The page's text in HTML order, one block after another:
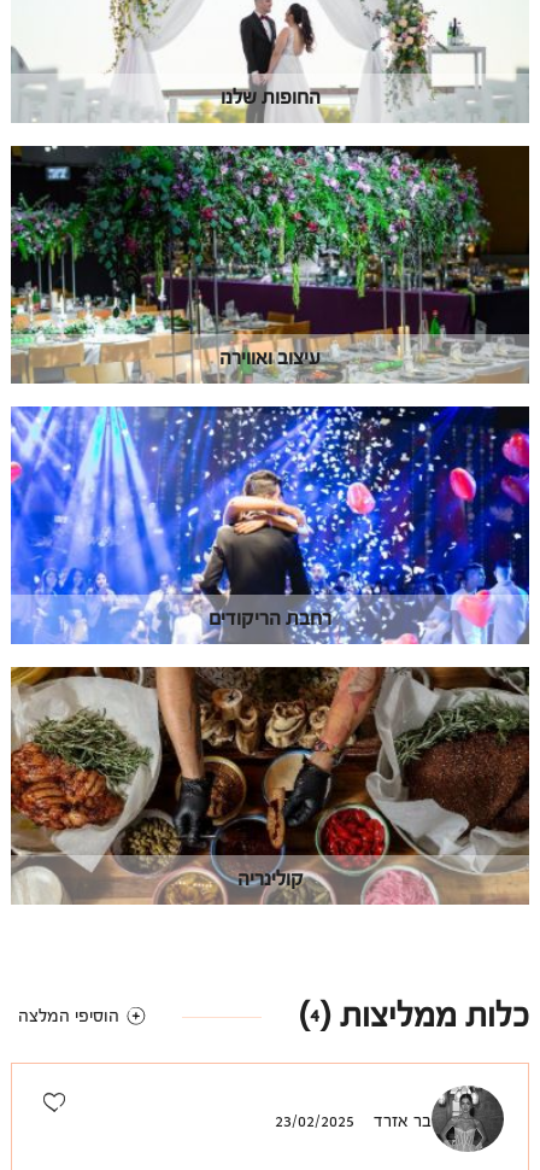
החופות שלנו
עיצוב ואווירה
רחבת הריקודים
קולינריה
כלות ממליצות (4
) הוסיפי המלצה
בר אזרד 23/02/2025